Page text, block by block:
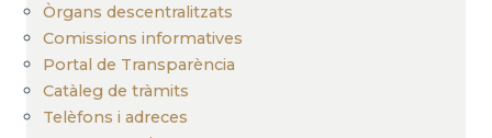
ANUNCIS
Òrgans descentralitzats
Comissions informatives
Portal de Transparència
Catàleg de tràmits
Telèfons i adreces